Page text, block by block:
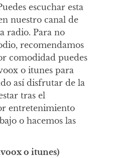
escuchar esta
nuestro canal de
radio. Para no
recomendamos
comodidad puedes
o itunes para
así disfrutar de la
tras el
entretenimiento
o hacemos las
o itunes)